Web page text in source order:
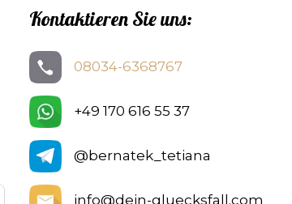
Kontaktieren Sie uns:
08034-6368767
+49 170 616 55 37
@bernatek_tetiana
info@dein-gluecksfall.com